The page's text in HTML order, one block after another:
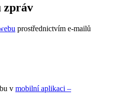
zpráv
prostřednictvím e-mailů
v mobilní aplikaci –